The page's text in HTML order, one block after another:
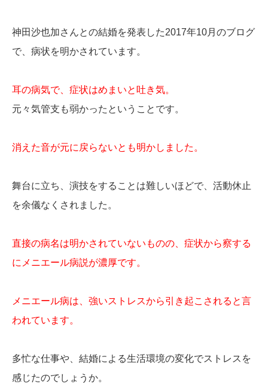
神田沙也加さんとの結婚を発表した2017年10月のブログ
で、病状を明かされています。
耳の病気で、症状はめまいと吐き気。
元々気管支も弱かったということです。
消えた音が元に戻らないとも明かしました。
舞台に立ち、演技をすることは難しいほどで、活動休止
を余儀なくされました。
直接の病名は明かされていないものの、症状から察する
にメニエール病説が濃厚です。
メニエール病は、強いストレスから引き起こされると言
われています。
多忙な仕事や、結婚による生活環境の変化でストレスを
感じたのでしょうか。